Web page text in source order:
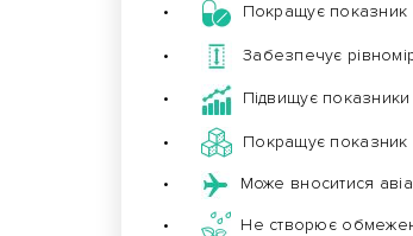
• Покращує показник
• Забезпечує
• Підвищує показники
• Покращує показник
• Може вноситися
• Не створює